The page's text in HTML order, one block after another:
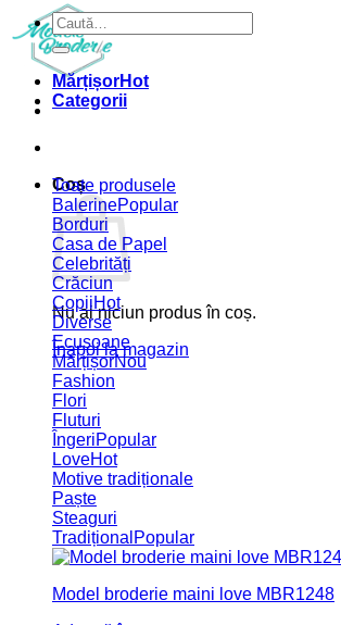
Coș
Nu ai niciun produs în coș.
Înapoi la magazin
Caută
după:
Mărțișor
Categorii
Toate produsele
Balerine
Borduri
Casa de Papel
Celebrități
Crăciun
Copii
Diverse
Ecusoane
Mărțișor
Fashion
Flori
Fluturi
Îngeri
Love
Motive tradiționale
Paște
Steaguri
Tradițional
Model broderie maini love MBR1248